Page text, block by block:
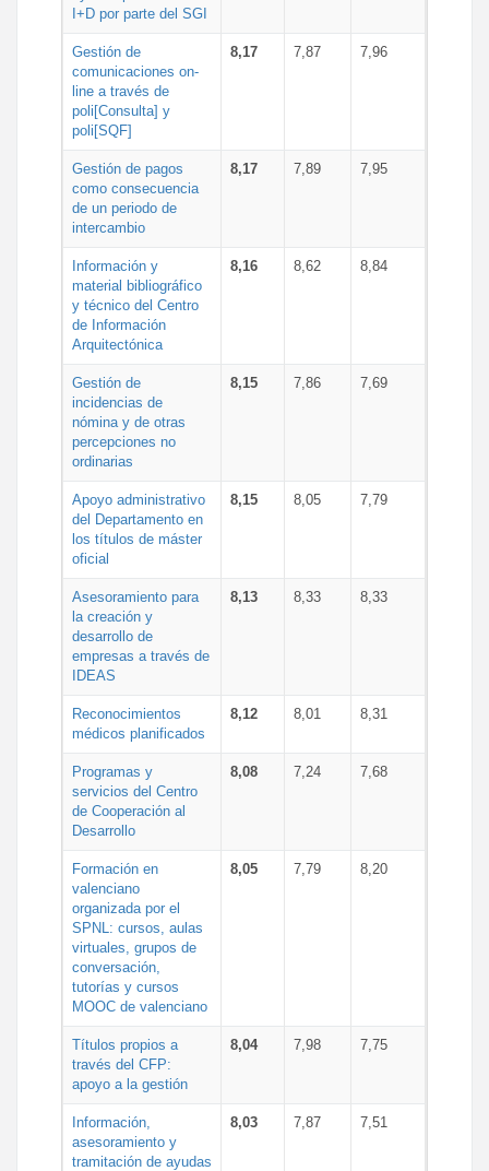
I+D por parte del SGI
Gestión de
comunicaciones on-
line a través de
poli[Consulta] y
poli[SQF]
8,17 7,87 7,96
Gestión de pagos
como consecuencia
de un periodo de
intercambio
8,17 7,89 7,95
Información y
material bibliográfico
y técnico del Centro
de Información
Arquitectónica
8,16 8,62 8,84
Gestión de
incidencias de
nómina y de otras
percepciones no
ordinarias
8,15 7,86 7,69
Apoyo administrativo
del Departamento en
los títulos de máster
oficial
8,15 8,05 7,79
Asesoramiento para
la creación y
desarrollo de
empresas a través de
IDEAS
8,13 8,33 8,33
Reconocimientos
médicos planificados
8,12 8,01 8,31
Programas y
servicios del Centro
de Cooperación al
Desarrollo
8,08 7,24 7,68
Formación en
valenciano
organizada por el
SPNL: cursos, aulas
virtuales, grupos de
conversación,
tutorías y cursos
MOOC de valenciano
8,05 7,79 8,20
Títulos propios a
través del CFP:
apoyo a la gestión
8,04 7,98 7,75
Información,
asesoramiento y
tramitación de ayudas
8,03 7,87 7,51